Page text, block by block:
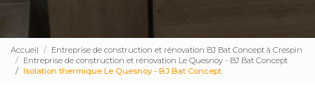
Accueil
Entreprise de construction et rénovation BJ Bat Concept à Crespin
Entreprise de construction et rénovation Le Quesnoy - BJ Bat Concept
Isolation thermique Le Quesnoy - BJ Bat Concept